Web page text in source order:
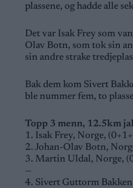
plassene, og hadde alle
Det var Isak Frey som
Olav Botn, som tok sin
sin andre strake
Bak dem kom Sivert
ble nummer fem, to
Topp 3 menn, 12.5km
1. Isak Frey, Norge,
2. Johan-Olav Botn,
3. Martin Uldal, Norge,
—
4. Sivert Guttorm